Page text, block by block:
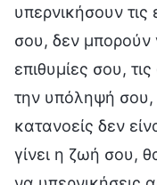
υπερνικήσουν
σου, δεν μπορούν
επιθυμίες σου,
την υπόληψή σου,
κατανοείς δεν
γίνει η ζωή σου,